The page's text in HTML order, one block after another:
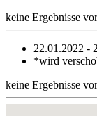
keine Ergebnisse
22.01.2022 -
*wird
keine Ergebnisse